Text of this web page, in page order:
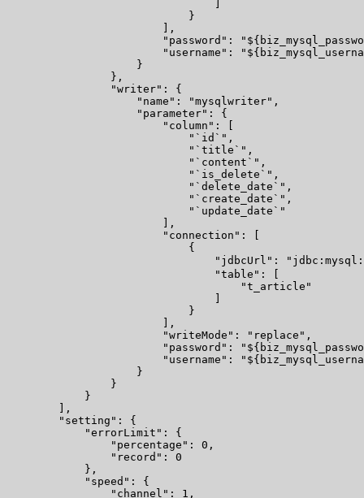
                                ]
                            }
                        ],
"password":
"username":
                    }
                },
                "writer": {
                    "name": "mysqlwriter",
                    "parameter": {
                        "column": [
                            "`id`",
                            "`title`",
                            "`content`",
                            "`is_delete`",
                            "`delete_date`",
                            "`create_date`",
                            "`update_date`"
                        ],
                        "connection": [
                            {
"jdbcUrl":
                                "table": [
                                    "t_article"
                                ]
                            }
                        ],
                        "writeMode": "replace",
"password":
"username":
                    }
                }
            }
        ],
        "setting": {
            "errorLimit": {
                "percentage": 0,
                "record": 0
            },
            "speed": {
                "channel": 1,